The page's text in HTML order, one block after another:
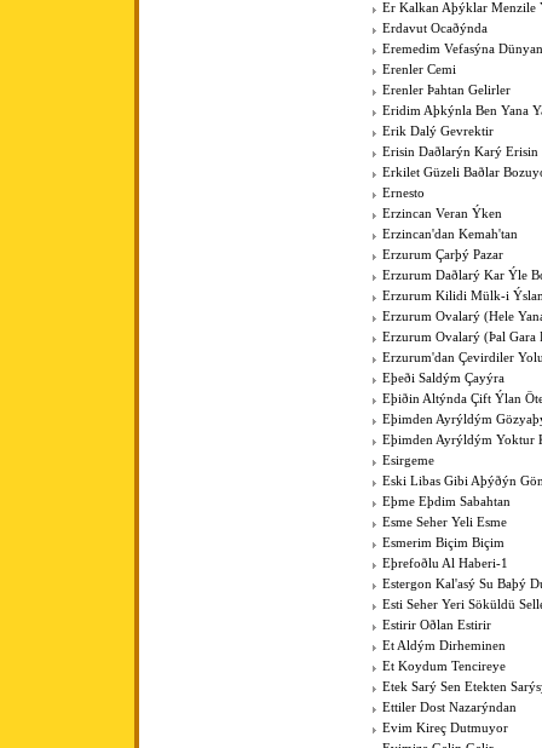
Er Kalkan Aþýklar Menzile
Erdavut Ocaðýnda
Eremedim Vefasýna
Erenler Cemi
Erenler Þahtan Gelirler
Eridim Aþkýnla Ben Yana
Erik Dalý Gevrektir
Erisin Daðlarýn Karý Erisin
Erkilet Güzeli Baðlar
Ernesto
Erzincan Veran Ýken
Erzincan'dan Kemah'tan
Erzurum Çarþý Pazar
Erzurum Daðlarý Kar Ýle
Erzurum Kilidi Mülk-i
Erzurum Ovalarý (Hele
Erzurum Ovalarý (Þal Gara
Erzurum'dan Çevirdiler
Eþeði Saldým Çayýra
Eþiðin Altýnda Çift Ýlan
Eþimden Ayrýldým
Eþimden Ayrýldým Yoktur
Esirgeme
Eski Libas Gibi Aþýðýn
Eþme Eþdim Sabahtan
Esme Seher Yeli Esme
Esmerim Biçim Biçim
Eþrefoðlu Al Haberi-1
Estergon Kal'asý Su Baþý
Esti Seher Yeri Söküldü
Estirir Oðlan Estirir
Et Aldým Dirheminen
Et Koydum Tencireye
Etek Sarý Sen Etekten
Ettiler Dost Nazarýndan
Evim Kireç Dutmuyor